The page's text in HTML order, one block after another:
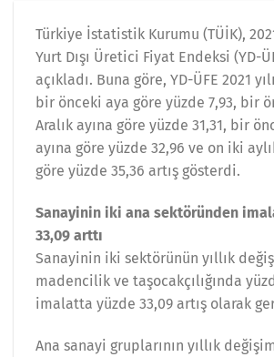
Türkiye İstatistik Kurumu (TÜİK),
Yurt Dışı Üretici Fiyat Endeksi (YD-
açıkladı. Buna göre, YD-ÜFE 2021
bir önceki aya göre yüzde 7,93, bir
Aralık ayına göre yüzde 31,31, bir
ayına göre yüzde 32,96 ve on iki
göre yüzde 35,36 artış gösterdi.
Sanayinin iki ana sektöründen
33,09 arttı
Sanayinin iki sektörünün yıllık
madencilik ve taşocakçılığında
imalatta yüzde 33,09 artış olarak
Ana sanayi gruplarının yıllık